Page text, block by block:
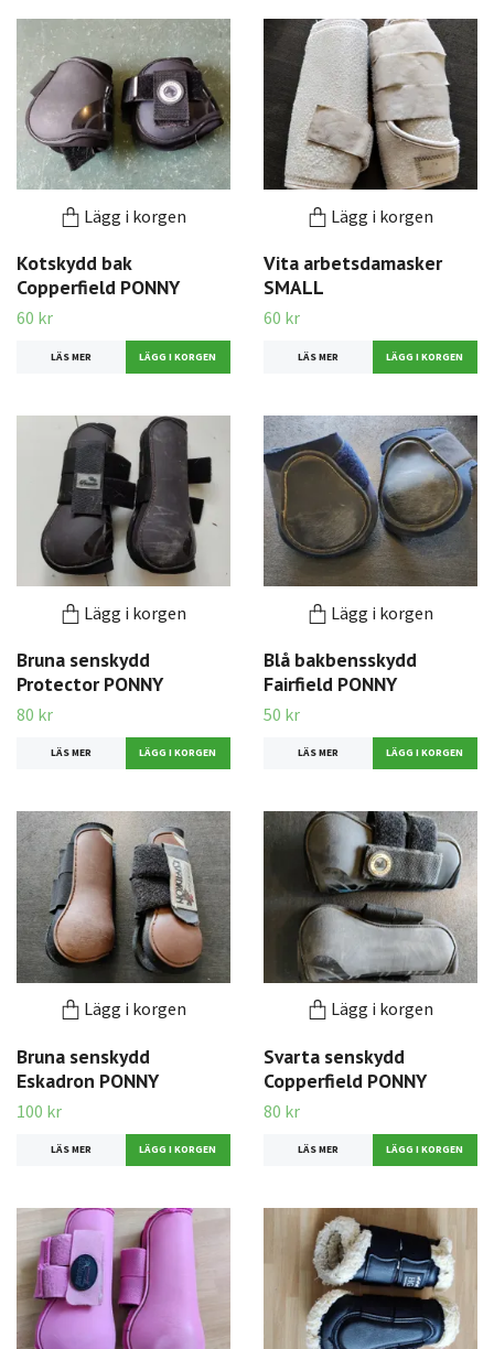
Lägg i korgen
Kotskydd bak
Copperfield PONNY
60 kr
LÄS MER
Lägg i korgen
Vita arbetsdamasker
SMALL
60 kr
LÄS MER
Lägg i korgen
Bruna senskydd
Protector PONNY
80 kr
LÄS MER
Lägg i korgen
Blå bakbensskydd
Fairfield PONNY
50 kr
LÄS MER
Lägg i korgen
Bruna senskydd
Eskadron PONNY
100 kr
LÄS MER
Lägg i korgen
Svarta senskydd
Copperfield PONNY
80 kr
LÄS MER